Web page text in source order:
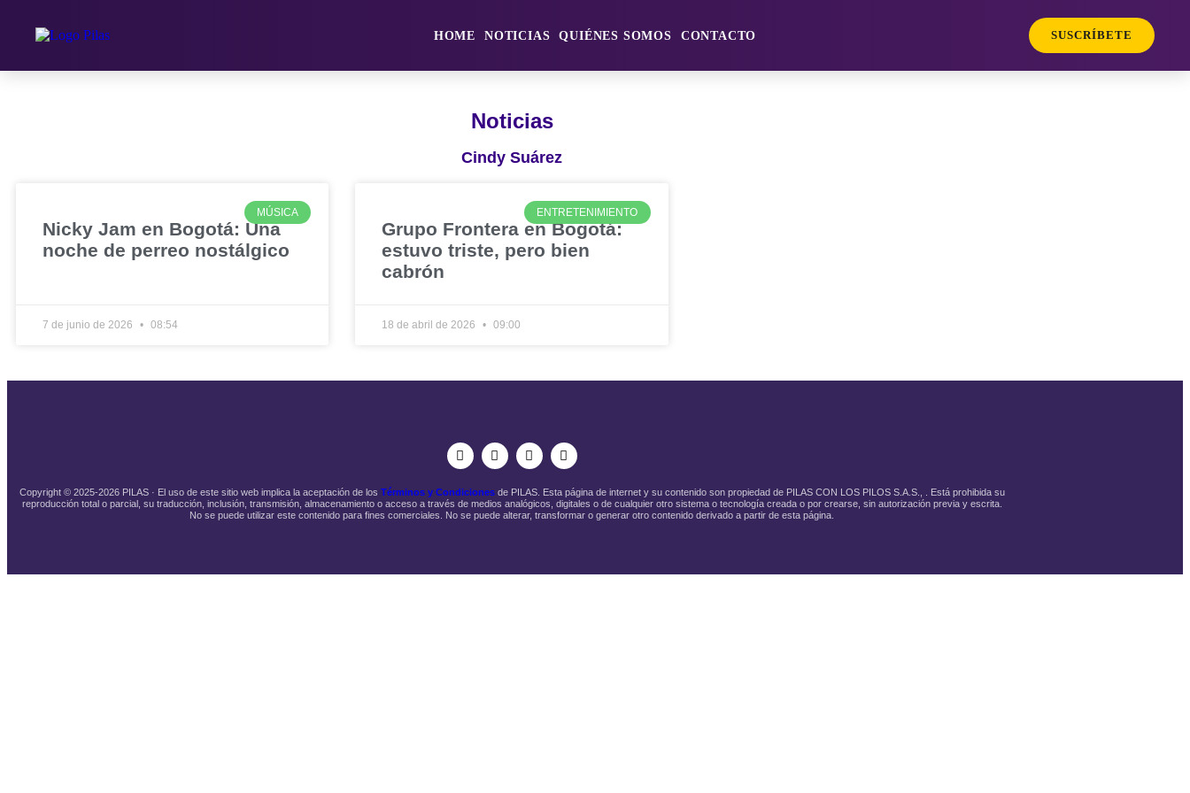
HOME NOTICIAS QUIÉNES SOMOS CONTACTO SUSCRÍBETE
Noticias
Cindy Suárez
MÚSICA
Nicky Jam en Bogotá: Una
noche de perreo nostálgico
7 de junio de 2026 08:54
ENTRETENIMIENTO
Grupo Frontera en Bogotá:
estuvo triste, pero bien
cabrón
18 de abril de 2026 09:00
Copyright © 2025-2026 PILAS · El uso de este sitio web implica la aceptación de los Términos y Condicionesde PILAS. Esta página de internet y su contenido son propiedad de PILAS CON LOS PILOS S.A.S., . Está prohibida su
reproducción total o parcial, su traducción, inclusión, transmisión, almacenamiento o acceso a través de medios analógicos, digitales o de cualquier otro sistema o tecnología creada o por crearse, sin autorización previa y escrita.
No se puede utilizar este contenido para fines comerciales. No se puede alterar, transformar o generar otro contenido derivado a partir de esta página.